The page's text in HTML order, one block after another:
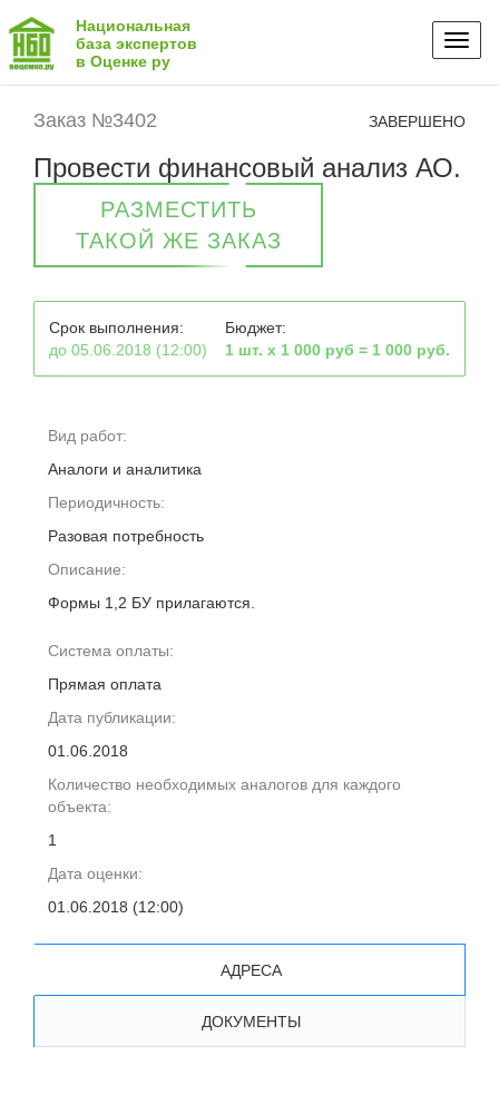
Национальная
база экспертов
в Оценке ру
Заказ №3402 ЗАВЕРШЕНО
Провести финансовый анализ АО.
РАЗМЕСТИТЬ
ТАКОЙ ЖЕ ЗАКАЗ
Срок выполнения:
до 05.06.2018 (12:00)
Бюджет:
1 шт. х 1 000 руб = 1 000 руб.
Вид работ:
Аналоги и аналитика
Периодичность:
Разовая потребность
Описание:
Формы 1,2 БУ прилагаются.
Система оплаты:
Прямая оплата
Дата публикации:
01.06.2018
Количество необходимых аналогов для каждого
объекта:
1
Дата оценки:
01.06.2018 (12:00)
АДРЕСА
ДОКУМЕНТЫ